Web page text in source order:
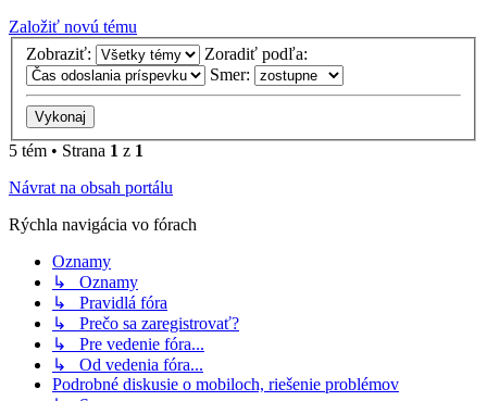
Založiť novú tému
Zobraziť:
Zoradiť podľa:
Smer:
5 tém • Strana 1 z 1
Návrat na obsah portálu
Rýchla navigácia vo fórach
Oznamy
↳ Oznamy
↳ Pravidlá fóra
↳ Prečo sa zaregistrovať?
↳ Pre vedenie fóra...
↳ Od vedenia fóra...
Podrobné diskusie o mobiloch, riešenie problémov